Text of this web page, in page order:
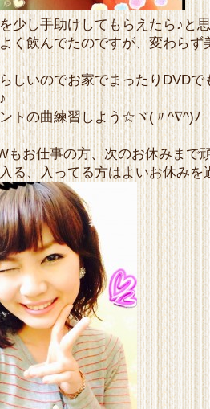
少し手助けしてもらえたら♪と
く飲んでたのですが、変わら
しいのでお家でまったりDVD
ントの曲練習しよう☆ヾ(〃^∇^)
もお仕事の方、次のお休みまで
る、入ってる方はよいお休みを